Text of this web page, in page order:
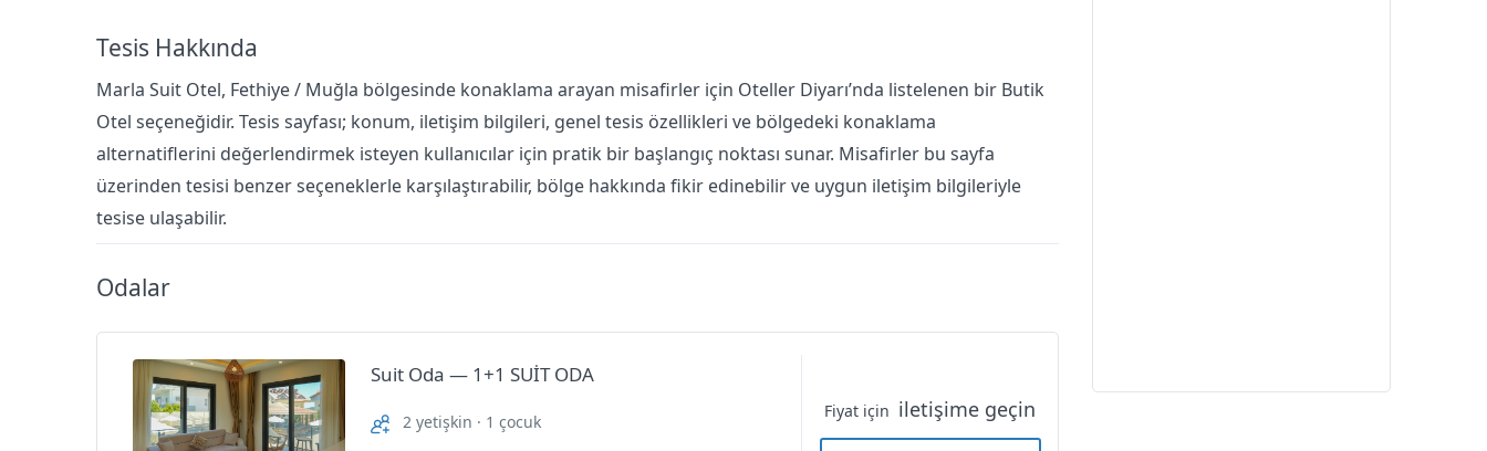
Tesis Hakkında
Marla Suit Otel, Fethiye / Muğla bölgesinde konaklama arayan misafirler için Oteller Diyarı’nda listelenen bir Butik
Otel seçeneğidir. Tesis sayfası; konum, iletişim bilgileri, genel tesis özellikleri ve bölgedeki konaklama
alternatiflerini değerlendirmek isteyen kullanıcılar için pratik bir başlangıç noktası sunar. Misafirler bu sayfa
üzerinden tesisi benzer seçeneklerle karşılaştırabilir, bölge hakkında fikir edinebilir ve uygun iletişim bilgileriyle
tesise ulaşabilir.
Odalar
Suit Oda — 1+1 SUİT ODA
2 yetişkin · 1 çocuk Fiyat için iletişime geçin